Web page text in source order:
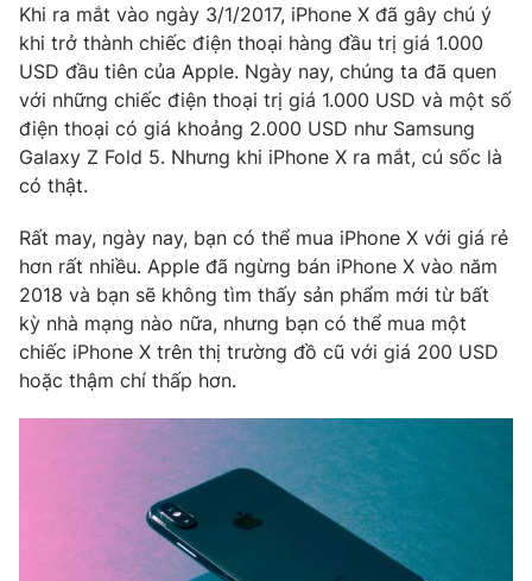
Nhân vật
Khán giả
Giải sao mai
Điện ảnh
Âm nhạc
Sao
Đời sống
Du lịch
Làm đẹp
Chất lượng cuộc sống
Giáo dục
Tuyển sinh
Học trực tuyến
Công nghệ
Hitech Công nghệ tương lai
Sản phẩm
Thị trường
Tư vấn
Giao lưu trực tuyến
Lịch phát sóng
Podcast
Infographic
Khi ra mắt vào ngày 3/1/2017, iPhone X đã gây chú ý
khi trở thành chiếc điện thoại hàng đầu trị giá 1.000
USD đầu tiên của Apple. Ngày nay, chúng ta đã quen
với những chiếc điện thoại trị giá 1.000 USD và một số
điện thoại có giá khoảng 2.000 USD như Samsung
Galaxy Z Fold 5. Nhưng khi iPhone X ra mắt, cú sốc là
có thật.
Rất may, ngày nay, bạn có thể mua iPhone X với giá rẻ
hơn rất nhiều. Apple đã ngừng bán iPhone X vào năm
2018 và bạn sẽ không tìm thấy sản phẩm mới từ bất
kỳ nhà mạng nào nữa, nhưng bạn có thể mua một
chiếc iPhone X trên thị trường đồ cũ với giá 200 USD
hoặc thậm chí thấp hơn.